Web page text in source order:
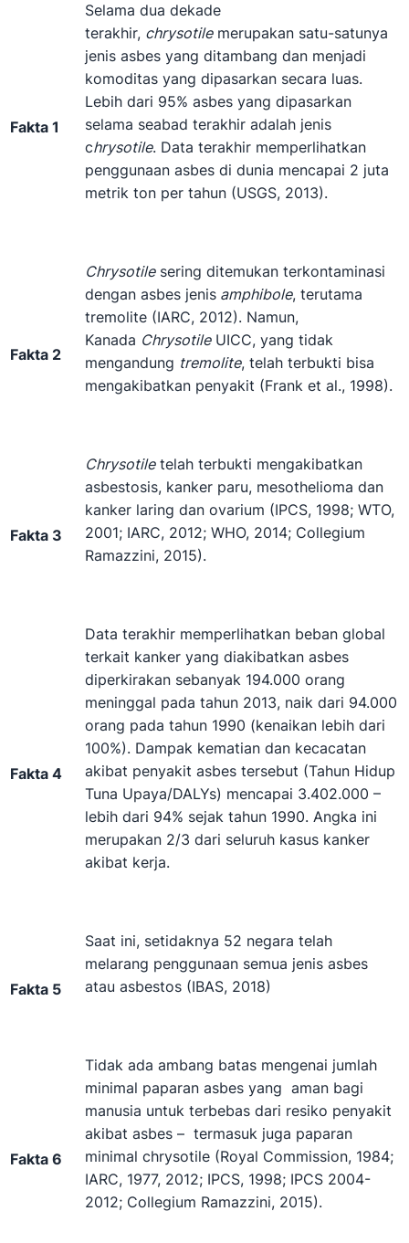
Fakta 1
Selama dua dekade
terakhir, chrysotilemerupakan satu-satunya
jenis asbes yang ditambang dan menjadi
komoditas yang dipasarkan secara luas.
Lebih dari 95% asbes yang dipasarkan
selama seabad terakhir adalah jenis
chrysotile. Data terakhir memperlihatkan
penggunaan asbes di dunia mencapai 2 juta
metrik ton per tahun (USGS, 2013).
Fakta 2
Chrysotilesering ditemukan terkontaminasi
dengan asbes jenis amphibole, terutama
tremolite (IARC, 2012). Namun,
Kanada ChrysotileUICC, yang tidak
mengandung tremolite, telah terbukti bisa
mengakibatkan penyakit (Frank et al., 1998).
Fakta 3
Chrysotiletelah terbukti mengakibatkan
asbestosis, kanker paru, mesothelioma dan
kanker laring dan ovarium (IPCS, 1998; WTO,
2001; IARC, 2012; WHO, 2014; Collegium
Ramazzini, 2015).
Fakta 4
Data terakhir memperlihatkan beban global
terkait kanker yang diakibatkan asbes
diperkirakan sebanyak 194.000 orang
meninggal pada tahun 2013, naik dari 94.000
orang pada tahun 1990 (kenaikan lebih dari
100%). Dampak kematian dan kecacatan
akibat penyakit asbes tersebut (Tahun Hidup
Tuna Upaya/DALYs) mencapai 3.402.000 –
lebih dari 94% sejak tahun 1990. Angka ini
merupakan 2/3 dari seluruh kasus kanker
akibat kerja.
Fakta 5
Saat ini, setidaknya 52 negara telah
melarang penggunaan semua jenis asbes
atau asbestos (IBAS, 2018)
Fakta 6
Tidak ada ambang batas mengenai jumlah
minimal paparan asbes yang aman bagi
manusia untuk terbebas dari resiko penyakit
akibat asbes – termasuk juga paparan
minimal chrysotile (Royal Commission, 1984;
IARC, 1977, 2012; IPCS, 1998; IPCS 2004-
2012; Collegium Ramazzini, 2015).